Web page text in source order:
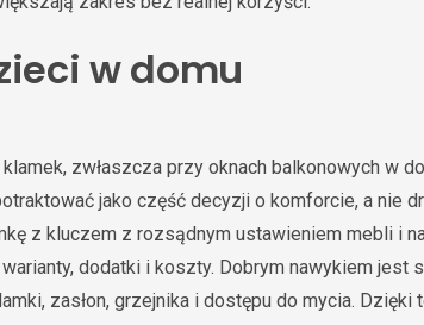
w domu
zwłaszcza przy oknach balkonowych w
jako część decyzji o komforcie, a nie
z kluczem z rozsądnym ustawieniem mebli i
dodatki i koszty. Dobrym nawykiem jest
zasłon, grzejnika i dostępu do mycia. Dzięki